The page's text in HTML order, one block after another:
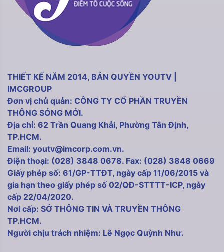
THIẾT KẾ NĂM 2014, BẢN QUYỀN YOUTV |
IMCGROUP
Đơn vị chủ quản: CÔNG TY CỔ PHẦN TRUYỀN
THÔNG SÓNG MỚI.
Địa chỉ: 62 Trần Quang Khải, Phường Tân Định,
TP.HCM.
Email: youtv@imcorp.com.vn.
Điện thoại: (028) 3848 0678. Fax: (028) 3848 0669
Giấy phép số: 61/GP-TTĐT, ngày cấp 11/06/2015 và
gia hạn theo giấy phép số 02/QĐ-STTTT-ICP, ngày
cấp 22/04/2020.
Nơi cấp: SỞ THÔNG TIN VÀ TRUYỀN THÔNG
TP.HCM.
Người chịu trách nhiệm: Lê Ngọc Quỳnh Như.